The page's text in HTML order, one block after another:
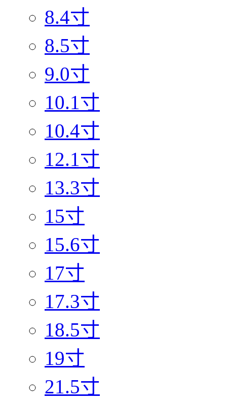
8.4寸
8.5寸
9.0寸
10.1寸
10.4寸
12.1寸
13.3寸
15寸
15.6寸
17寸
17.3寸
18.5寸
19寸
21.5寸